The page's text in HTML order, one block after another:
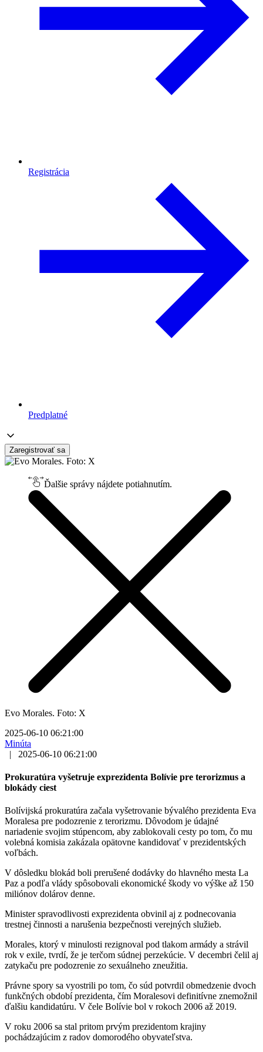
Registrácia
Predplatné
Zaregistrovať sa
Ďalšie správy nájdete potiahnutím.
Evo Morales. Foto: X
2025-06-10 06:21:00
Minúta
|
2025-06-10 06:21:00
Prokuratúra vyšetruje exprezidenta Bolívie pre terorizmus a
blokády ciest
Bolívijská prokuratúra začala vyšetrovanie bývalého prezidenta Eva
Moralesa pre podozrenie z terorizmu. Dôvodom je údajné
nariadenie svojim stúpencom, aby zablokovali cesty po tom, čo mu
volebná komisia zakázala opätovne kandidovať v prezidentských
voľbách.
V dôsledku blokád boli prerušené dodávky do hlavného mesta La
Paz a podľa vlády spôsobovali ekonomické škody vo výške až 150
miliónov dolárov denne.
Minister spravodlivosti exprezidenta obvinil aj z podnecovania
trestnej činnosti a narušenia bezpečnosti verejných služieb.
Morales, ktorý v minulosti rezignoval pod tlakom armády a strávil
rok v exile, tvrdí, že je terčom súdnej perzekúcie. V decembri čelil aj
zatykaču pre podozrenie zo sexuálneho zneužitia.
Právne spory sa vyostrili po tom, čo súd potvrdil obmedzenie dvoch
funkčných období prezidenta, čím Moralesovi definitívne znemožnil
ďalšiu kandidatúru. V čele Bolívie bol v rokoch 2006 až 2019.
V roku 2006 sa stal pritom prvým prezidentom krajiny
pochádzajúcim z radov domorodého obyvateľstva.